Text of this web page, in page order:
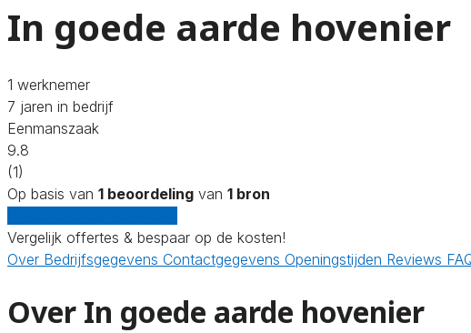
In goede aarde hovenier
1 werknemer
7 jaren in bedrijf
Eenmanszaak
9.8
(1)
Op basis van 1 beoordeling van 1 bron
Vergelijk offertes & bespaar op de kosten!
Over Bedrijfsgegevens Contactgegevens Openingstijden Reviews
Over In goede aarde hovenier